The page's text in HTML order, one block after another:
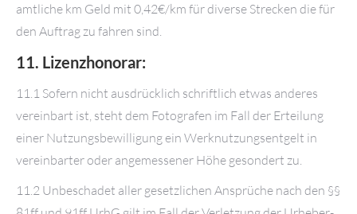
amtliche km Geld mit 0,42€/km für diverse Strecken die für
den Auftrag zu fahren sind.
11. Lizenzhonorar:
11.1 Sofern nicht ausdrücklich schriftlich etwas anderes
vereinbart ist, steht dem Fotografen im Fall der Erteilung
einer Nutzungsbewilligung ein Werknutzungsentgelt in
vereinbarter oder angemessener Höhe gesondert zu.
11.2 Unbeschadet aller gesetzlichen Ansprüche nach den §§